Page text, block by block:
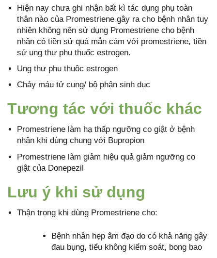
Hiện nay chưa ghi nhận bất kì tác dụng phụ toàn
thân nào của Promestriene gây ra cho bệnh nhân tuy
nhiên không nên sử dụng Promestriene cho bệnh
nhân có tiền sử quá mẫn cảm với promestriene, tiền
sử ung thư phụ thuốc estrogen.
Ung thư phụ thuộc estrogen
Chảy máu tử cung/ bộ phận sinh dục
Tương tác với thuốc khác
Promestriene làm hạ thấp ngưỡng co giật ở bệnh
nhân khi dùng chung với Bupropion
Promestriene làm giảm hiệu quả giảm ngưỡng co
giật của Donepezil
Lưu ý khi sử dụng
Thận trọng khi dùng Promestriene cho:
Bệnh nhân hẹp âm đạo do có khả năng gây
đau bụng, tiểu không kiểm soát, bong bao